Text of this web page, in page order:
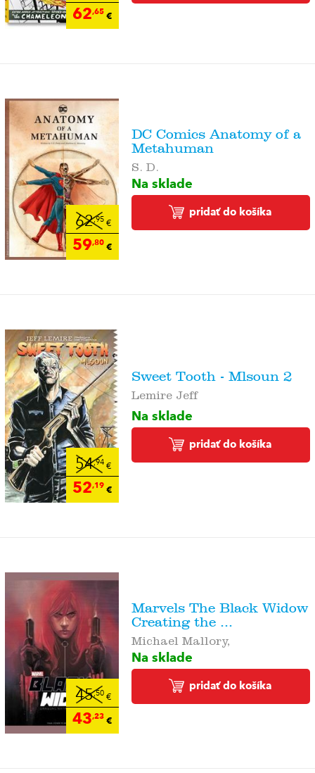
62,65€
62,95€
59,80€
DC Comics Anatomy of a
Metahuman
S. D.
Na sklade
pridať do košíka
54,94€
52,19€
Sweet Tooth - Mlsoun 2
Lemire Jeff
Na sklade
pridať do košíka
45,50€
43,23€
Marvels The Black Widow
Creating the ...
Michael Mallory,
Na sklade
pridať do košíka